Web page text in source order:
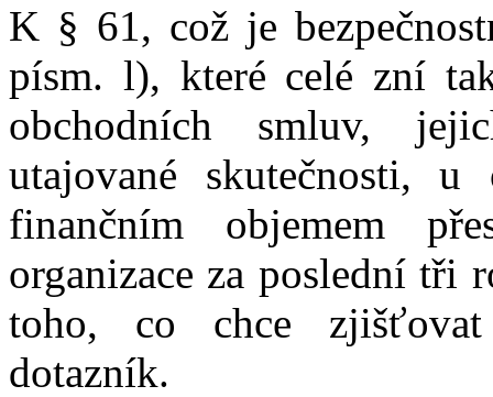
K § 61, což je
písm. l), které celé zní
obchodních smluv,
utajované skutečnosti,
finančním objemem
organizace za poslední tři
toho, co chce zjišťovat
dotazník.